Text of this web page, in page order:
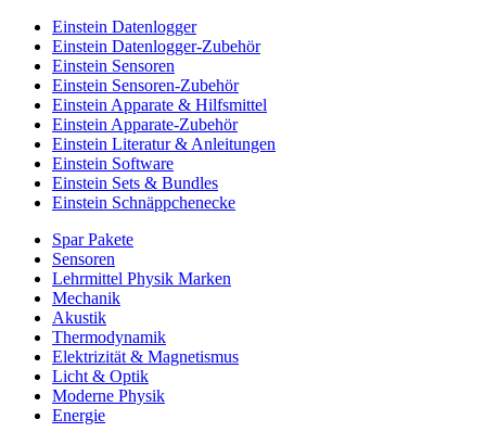
Einstein Datenlogger
Einstein Datenlogger-Zubehör
Einstein Sensoren
Einstein Sensoren-Zubehör
Einstein Apparate & Hilfsmittel
Einstein Apparate-Zubehör
Einstein Literatur & Anleitungen
Einstein Software
Einstein Sets & Bundles
Einstein Schnäppchenecke
Spar Pakete
Sensoren
Lehrmittel Physik Marken
Mechanik
Akustik
Thermodynamik
Elektrizität & Magnetismus
Licht & Optik
Moderne Physik
Energie